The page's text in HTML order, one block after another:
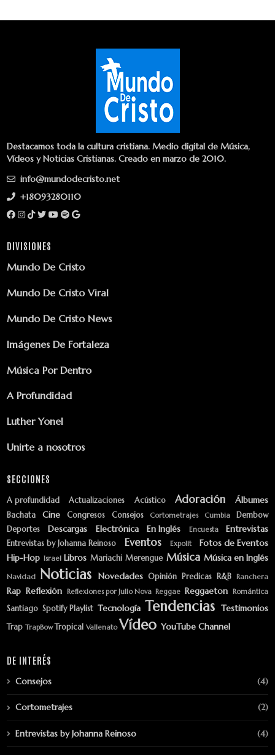
Destacamos toda la cultura cristiana. Medio digital de Música,
Vídeos y Noticias Cristianas. Creado en marzo de 2010.
info@mundodecristo.net
+18093280110
DIVISIONES
Mundo De Cristo
Mundo De Cristo Viral
Mundo De Cristo News
Imágenes De Fortaleza
Música Por Dentro
A Profundidad
Luther Yonel
Unirte a nosotros
SECCIONES
A profundidad Actualizaciones Acústico Adoración Álbumes
Bachata Cine Congresos Consejos Cortometrajes Cumbia
Dembow
Deportes
Descargas Electrónica En Inglés Encuesta Entrevistas
Entrevistas by Johanna Reinoso Eventos Expolit
Fotos de Eventos
Hip-Hop Israel Libros Mariachi Merengue Música Música en Inglés
Navidad Noticias Novedades Opinión Predicas R&B Ranchera
Rap Reflexión Reflexiones por Julio Nova Reggae Reggaeton Romántica
Santiago Spotify Playlist Tecnología Tendencias Testimonios
Trap TrapBow Tropical Vallenato Vídeo YouTube Channel
DE INTERÉS
Consejos (4)
Cortometrajes (2)
Entrevistas by Johanna Reinoso (4)